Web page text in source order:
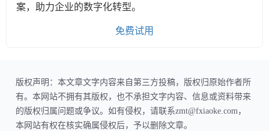
案，助力企业的数字化转型。
免费试用
版权声明：本文章文字内容来自第三方投稿，版权归原始作者所
有。本网站不拥有其版权，也不承担文字内容、信息或资料带来
的版权归属问题或争议。如有侵权，请联系zmt@fxiaoke.com，
本网站有权在核实确属侵权后，予以删除文章。